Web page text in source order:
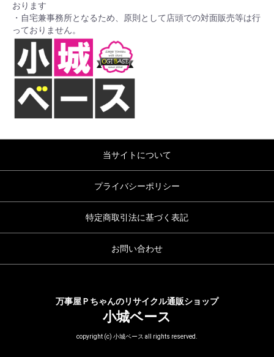
おります
・自宅兼事務所となるため、原則として店頭での対面販売等は行
っておりません。
当サイトについて
プライバシーポリシー
特定商取引法に基づく表記
お問い合わせ
万事屋Ｐちゃんのリサイクル通販ショップ
小城ベース
copyright (c) 小城ベース all rights reserved.